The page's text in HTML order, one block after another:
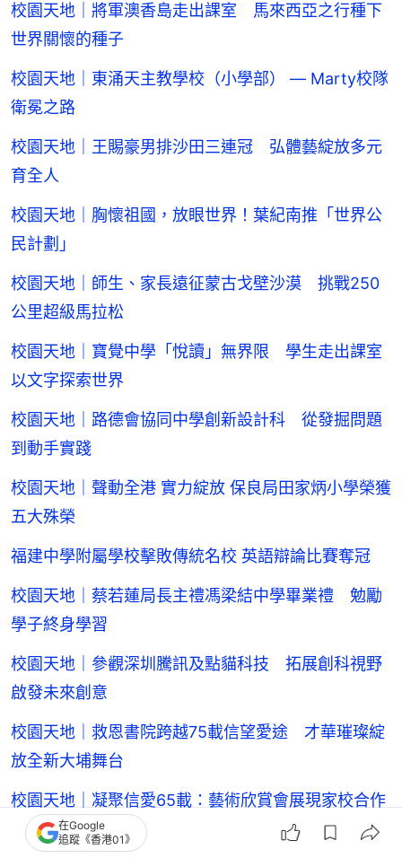
校園天地｜將軍澳香島走出課室 馬來西亞之行種下
世界關懷的種子
校園天地｜東涌天主教學校（小學部） — Marty校隊
衛冕之路
校園天地｜王賜豪男排沙田三連冠 弘體藝綻放多元
育全人
校園天地｜胸懷祖國，放眼世界！葉紀南推「世界公
民計劃」
校園天地｜師生、家長遠征蒙古戈壁沙漠 挑戰250
公里超級馬拉松
校園天地｜寶覺中學「悅讀」無界限 學生走出課室
以文字探索世界
校園天地｜路德會協同中學創新設計科 從發掘問題
到動手實踐
校園天地｜聲動全港 實力綻放 保良局田家炳小學榮獲
五大殊榮
福建中學附屬學校擊敗傳統名校 英語辯論比賽奪冠
校園天地｜蔡若蓮局長主禮馮梁結中學畢業禮 勉勵
學子終身學習
校園天地｜參觀深圳騰訊及點貓科技 拓展創科視野
啟發未來創意
校園天地｜救恩書院跨越75載信望愛途 才華璀璨綻
放全新大埔舞台
校園天地｜凝聚信愛65載：藝術欣賞會展現家校合作
及校園共融之美
在Google
追蹤《香港01》